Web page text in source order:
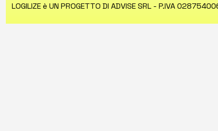
LOGILIZE è UN PROGETTO DI ADVISE SRL - P.IVA